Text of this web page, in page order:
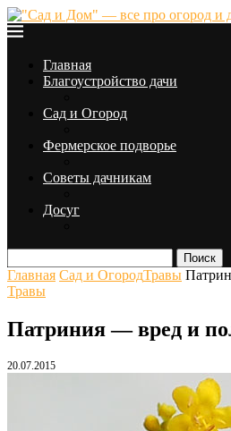
Главная
Благоустройство дачи
Сад и Огород
Фермерское подворье
Советы дачникам
Досуг
Поиск
Главная Сад и ОгородТравы
Травы
Патриния — вред и
20.07.2015